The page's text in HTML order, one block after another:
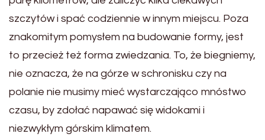
szczytów i spać codziennie w innym miejscu. Poza
znakomitym pomysłem na budowanie formy, jest
to przecież też forma zwiedzania. To, że biegniemy,
nie oznacza, że na górze w schronisku czy na
polanie nie musimy mieć wystarczająco mnóstwo
czasu, by zdołać napawać się widokami i
niezwykłym górskim klimatem.